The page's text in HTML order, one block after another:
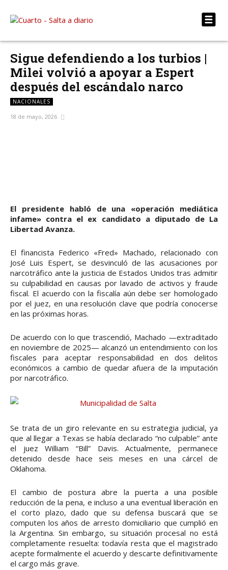
Sigue defendiendo a los turbios |
Milei volvió a apoyar a Espert
después del escándalo narco
NACIONALES
18 de mayo, 2026
El presidente habló de una «operación mediática
infame» contra el ex candidato a diputado de La
Libertad Avanza.
El financista Federico «Fred» Machado, relacionado con
José Luis Espert, se desvinculó de las acusaciones por
narcotráfico ante la justicia de Estados Unidos tras admitir
su culpabilidad en causas por lavado de activos y fraude
fiscal. El acuerdo con la fiscalía aún debe ser homologado
por el juez, en una resolución clave que podría conocerse
en las próximas horas.
De acuerdo con lo que trascendió, Machado —extraditado
en noviembre de 2025— alcanzó un entendimiento con los
fiscales para aceptar responsabilidad en dos delitos
económicos a cambio de quedar afuera de la imputación
por narcotráfico.
Se trata de un giro relevante en su estrategia judicial, ya
que al llegar a Texas se había declarado “no culpable” ante
el juez William “Bill” Davis. Actualmente, permanece
detenido desde hace seis meses en una cárcel de
Oklahoma.
El cambio de postura abre la puerta a una posible
reducción de la pena, e incluso a una eventual liberación en
el corto plazo, dado que su defensa buscará que se
computen los años de arresto domiciliario que cumplió en
la Argentina. Sin embargo, su situación procesal no está
completamente resuelta: todavía resta que el magistrado
acepte formalmente el acuerdo y descarte definitivamente
el cargo más grave.